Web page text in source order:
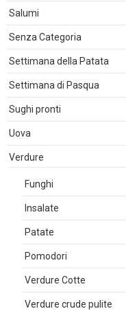
Salumi
Senza Categoria
Settimana della Patata
Settimana di Pasqua
Sughi pronti
Uova
Verdure
Funghi
Insalate
Patate
Pomodori
Verdure Cotte
Verdure crude pulite